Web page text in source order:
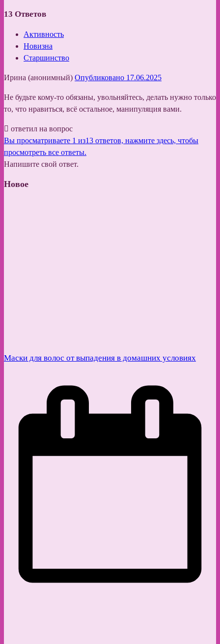
13 Ответов
Активность
Новизна
Старшинство
Ирина (анонимный) Опубликовано 17.06.2025
Не будьте кому-то обязаны, увольняйтесь, делать нужно только
то, что нравиться, всё остальное, манипуляция вами.
ответил на вопрос
Вы просматриваете 1 из13 ответов, нажмите здесь, чтобы
просмотреть все ответы.
Напишите свой ответ.
Новое
Маски для волос от выпадения в домашних условиях